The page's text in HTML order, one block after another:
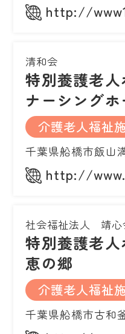
http://
清和会
特別養護老
ナーシングホ
介護老人福祉
千葉県船橋市飯山
http://
社会福祉法人 靖心
特別養護老
恵の郷
介護老人福祉
千葉県船橋市古和